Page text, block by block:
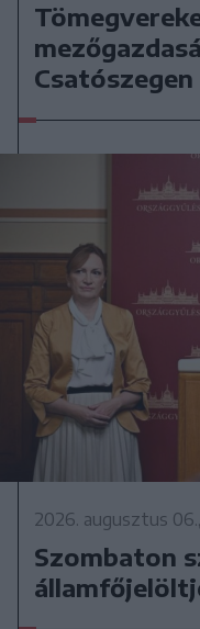
Csatószegen
2026. augusztus
Szombaton